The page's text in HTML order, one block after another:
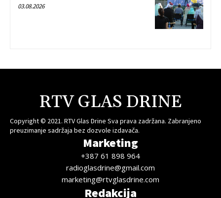
03.08.2026
RTV GLAS DRINE
Copyright © 2021. RTV Glas Drine Sva prava zadržana. Zabranjeno
preuzimanje sadržaja bez dozvole izdavača.
Marketing
+387 61 898 964
radioglasdrine@gmail.com
marketing@rtvglasdrine.com
Redakcija